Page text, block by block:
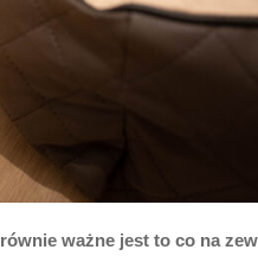
ważne jest to co na